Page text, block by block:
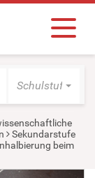
Schulstufe
Sekundarstufe
beim